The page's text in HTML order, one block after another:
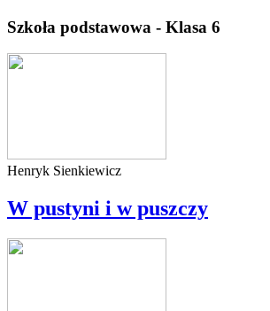
Szkoła podstawowa - Klasa 6
Henryk Sienkiewicz
W pustyni i w puszczy